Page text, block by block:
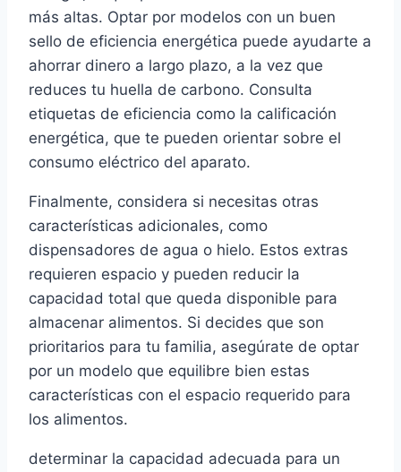
más altas. Optar por modelos con un buen
sello de eficiencia energética puede ayudarte a
ahorrar dinero a largo plazo, a la vez que
reduces tu huella de carbono. Consulta
etiquetas de eficiencia como la calificación
energética, que te pueden orientar sobre el
consumo eléctrico del aparato.
Finalmente, considera si necesitas otras
características adicionales, como
dispensadores de agua o hielo. Estos extras
requieren espacio y pueden reducir la
capacidad total que queda disponible para
almacenar alimentos. Si decides que son
prioritarios para tu familia, asegúrate de optar
por un modelo que equilibre bien estas
características con el espacio requerido para
los alimentos.
determinar la capacidad adecuada para un